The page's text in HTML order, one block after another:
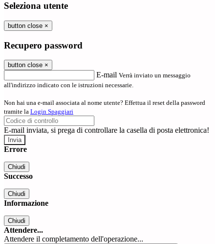
Seleziona utente
button close ×
Recupero password
button close ×
E-mail Verrà inviato un messaggio
all'indirizzo indicato con le istruzioni necessarie.
Non hai una e-mail associata al nome utente? Effettua il reset della password
tramite la Login Spaggiari
E-mail inviata, si prega di controllare la casella di posta elettronica!
Errore
Chiudi
Successo
Chiudi
Informazione
Chiudi
Attendere...
Attendere il completamento dell'operazione...